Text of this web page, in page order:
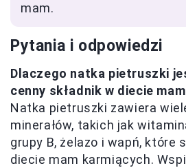
mam.
Pytania i odpowiedzi
Dlaczego natka pietruszki
cenny składnik w diecie
Natka pietruszki zawiera
minerałów, takich jak
grupy B, żelazo i wapń, które
diecie mam karmiących.